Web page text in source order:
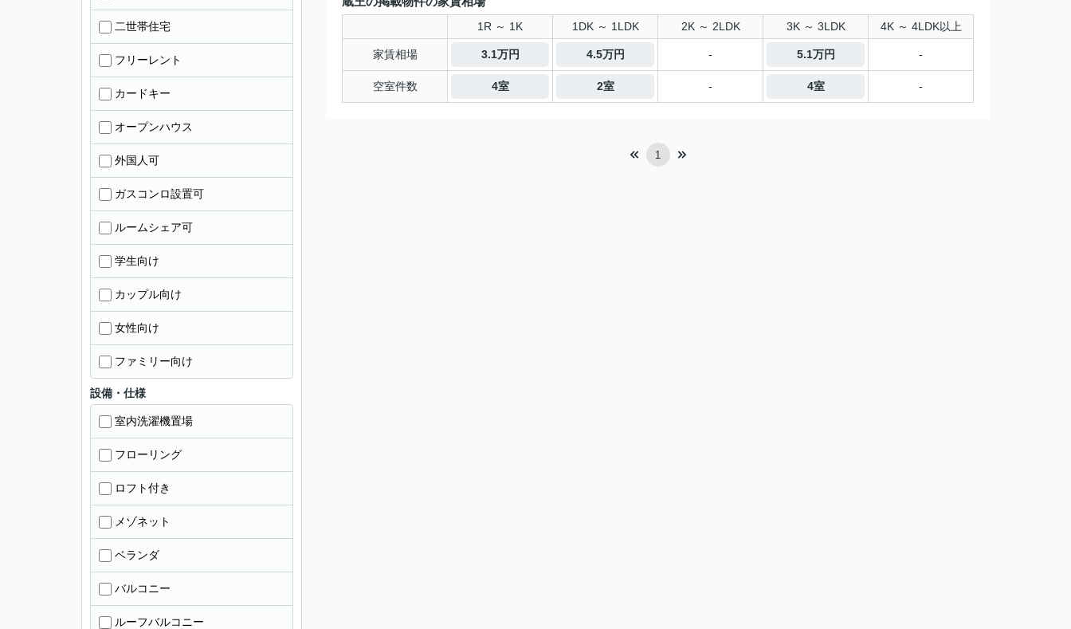
1R ～ 1K 1DK ～ 1LDK 2K ～ 2LDK 3K ～ 3LDK 4K ～ 4LDK以上
家賃相場 3.1万円 4.5万円 - 5.1万円 -
空室件数 4室 2室 - 4室 -
1
二世帯住宅
フリーレント
カードキー
オープンハウス
外国人可
ガスコンロ設置可
ルームシェア可
学生向け
カップル向け
女性向け
ファミリー向け
設備・仕様
室内洗濯機置場
フローリング
ロフト付き
メゾネット
ベランダ
バルコニー
ルーフバルコニー